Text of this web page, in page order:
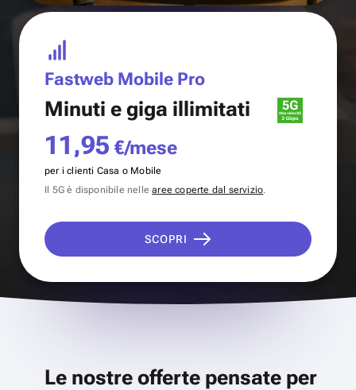
Fastweb Mobile Pro
Minuti e giga illimitati
11,95 €/mese
per i clienti Casa o Mobile
Il 5G è disponibile nellearee coperte dal servizio.
SCOPRI
Le nostre offerte pensate per